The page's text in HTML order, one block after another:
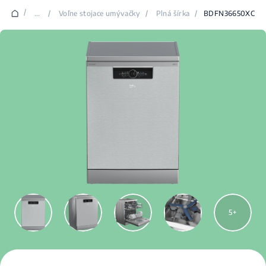
/ ... / Voľne stojace umývačky / Plná šírka / BDFN36650XC
5